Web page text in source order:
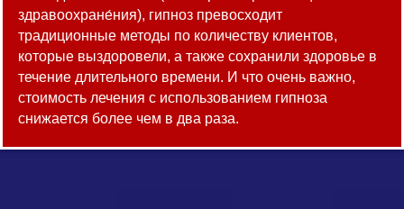
здравоохране́ния), гипноз превосходит
традиционные методы по количеству клиентов,
которые выздоровели, а также сохранили здоровье в
течение длительного времени. И что очень важно,
стоимость лечения с использованием гипноза
снижается более чем в два раза.